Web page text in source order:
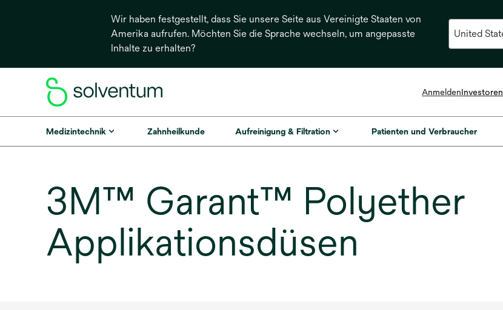
Wir haben festgestellt, dass Sie unsere Seite aus Vereinigte Staaten von
Amerika aufrufen. Möchten Sie die Sprache wechseln, um angepasste
Inhalte zu erhalten?
AnmeldenInvestoren
Medizintechnik Zahnheilkunde Aufreinigung & Filtration Patienten und Verbraucher
3M™ Garant™ Polyether
Applikationsdüsen